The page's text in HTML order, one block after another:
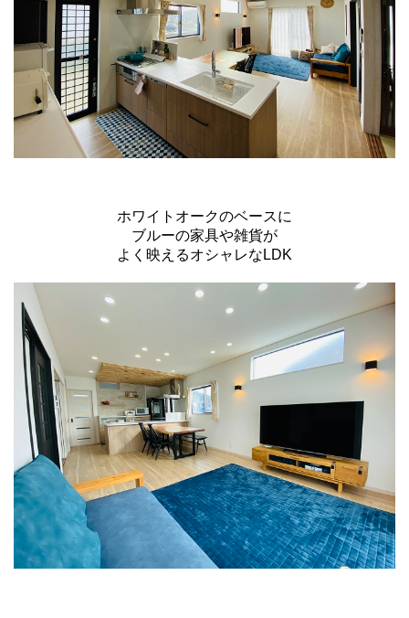
ホワイトオークのベースに
ブルーの家具や雑貨が
よく映えるオシャレなLDK